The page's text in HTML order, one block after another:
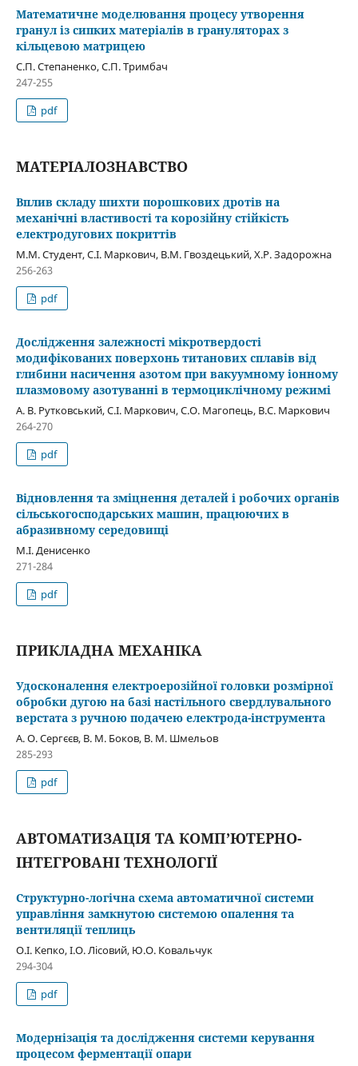
Математичне моделювання процесу утворення
гранул із сипких матеріалів в грануляторах з
кільцевою матрицею
С.П. Степаненко, С.П. Тримбач
247-255
pdf
МАТЕРІАЛОЗНАВСТВО
Вплив складу шихти порошкових дротів на
механічні властивості та корозійну стійкість
електродугових покриттів
М.М. Студент, С.І. Маркович, В.М. Гвоздецький, Х.Р. Задорожна
256-263
pdf
Дослідження залежності мікротвердості
модифікованих поверхонь титанових сплавів від
глибини насичення азотом при вакуумному іонному
плазмовому азотуванні в термоциклічному режимі
А. В. Рутковський, С.І. Маркович, С.О. Магопець, В.С. Маркович
264-270
pdf
Відновлення та зміцнення деталей і робочих органів
сільськогосподарських машин, працюючих в
абразивному середовищі
М.І. Денисенко
271-284
pdf
ПРИКЛАДНА МЕХАНІКА
Удосконалення електроерозійної головки розмірної
обробки дугою на базі настільного свердлувального
верстата з ручною подачею електрода-інструмента
А. О. Сергєєв, В. М. Боков, В. М. Шмельов
285-293
pdf
АВТОМАТИЗАЦІЯ ТА КОМП’ЮТЕРНО-
ІНТЕГРОВАНІ ТЕХНОЛОГІЇ
Структурно-логічна схема автоматичної системи
управління замкнутою системою опалення та
вентиляції теплиць
О.І. Кепко, І.О. Лісовий, Ю.О. Ковальчук
294-304
pdf
Модернізація та дослідження системи керування
процесом ферментації опари